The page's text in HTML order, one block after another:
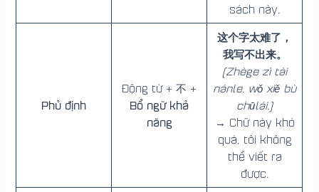
sách này.
Phủ định
Động từ + 不 +
Bổ ngữ khả
năng
这个字太难了，
我写不出来。
(Zhège zì tài
nánle, wǒ xiě bù
chūlái.)
→ Chữ này khó
quá, tôi không
thể viết ra
được.